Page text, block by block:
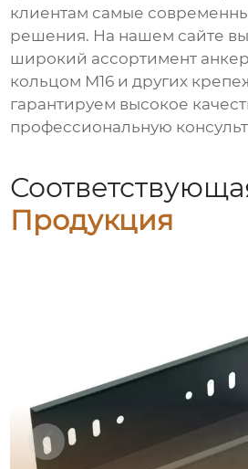
клиентам самые
решения. На нашем сайте
широкий ассортимент
кольцом М16 и других
гарантируем высокое
профессиональную
Продукция